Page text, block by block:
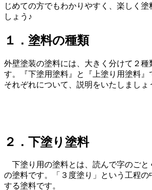
じめての方でもわかりやすく、楽しく塗
しょう♪
１．塗料の種類
外壁塗装の塗料には、大きく分けて２種
す。『下塗用塗料』と『上塗り用塗料』
それぞれについて、説明をいたしましょ
２．下塗り塗料
下塗り用の塗料とは、読んで字のごと
の塗料です。「３度塗り」という工程の
する塗料です。